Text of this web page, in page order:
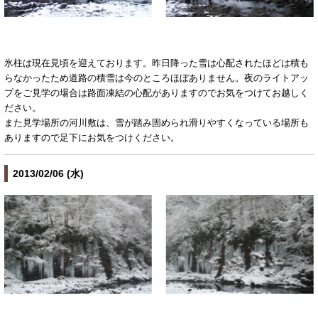
氷柱は現在見頃を迎えております。昨日降った雪は心配されたほどは積も
らなかったため道路の積雪は今のところほぼありません。夜のライトアッ
プをご見学の場合は路面凍結の心配がありますのでお気をつけてお越しく
ださい。
また見学場所の河川敷は、雪が踏み固められ滑りやすくなっている場所も
ありますので足下にお気をつけください。
2013/02/06 (水)